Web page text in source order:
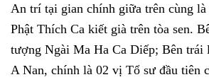
An trí tại gian chính giữa trên cùng
Phật Thích Ca kiết già trên tòa sen.
tượng Ngài Ma Ha Ca Diếp; Bên trái
A Nan, chính là 02 vị Tổ sư đầu tiên